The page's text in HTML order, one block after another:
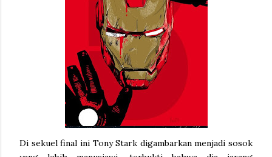
Di sekuel final ini Tony Stark digambarkan menjadi sosok